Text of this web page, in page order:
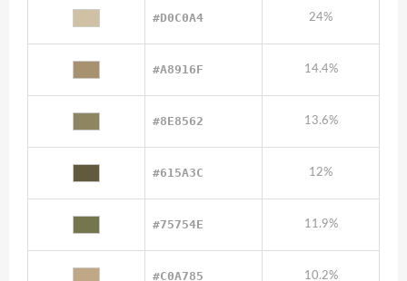
#D0C0A4 24%
#A8916F 14.4%
#8E8562 13.6%
#615A3C 12%
#75754E 11.9%
#C0A785 10.2%